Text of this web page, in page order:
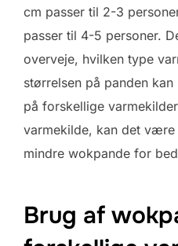
cm passer til 2-3
passer til 4-5 personer.
overveje, hvilken type
størrelsen på panden
på forskellige
varmekilde, kan det
mindre wokpande for
Brug af